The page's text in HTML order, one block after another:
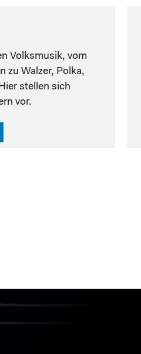
Volksmusik, vom
zu Walzer, Polka,
stellen sich
vor.